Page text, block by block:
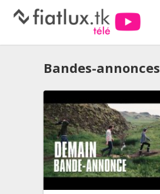
Bandes-annonces